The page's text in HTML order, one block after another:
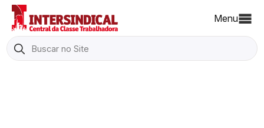
Menu
Search
for: